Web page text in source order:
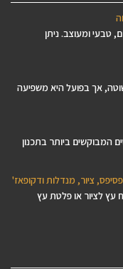
ומעוצב. ניתן
אך בפועל היא משפיעה
המבוקשים ביותר בתכנון
ציור, מנדלות ודקופאז'
עץ לציור או פלטת עץ